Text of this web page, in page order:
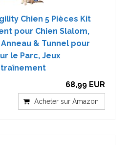
Chien 5 Pièces Kit
pour Chien Slalom,
& Tunnel pour
le Parc, Jeux
68,99 EUR
Acheter sur Amazon